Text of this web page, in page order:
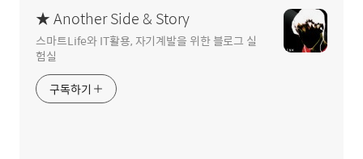
★ Another Side & Story
스마트Life와 IT활용, 자기계발을 위한 블로그 실
험실
구독하기